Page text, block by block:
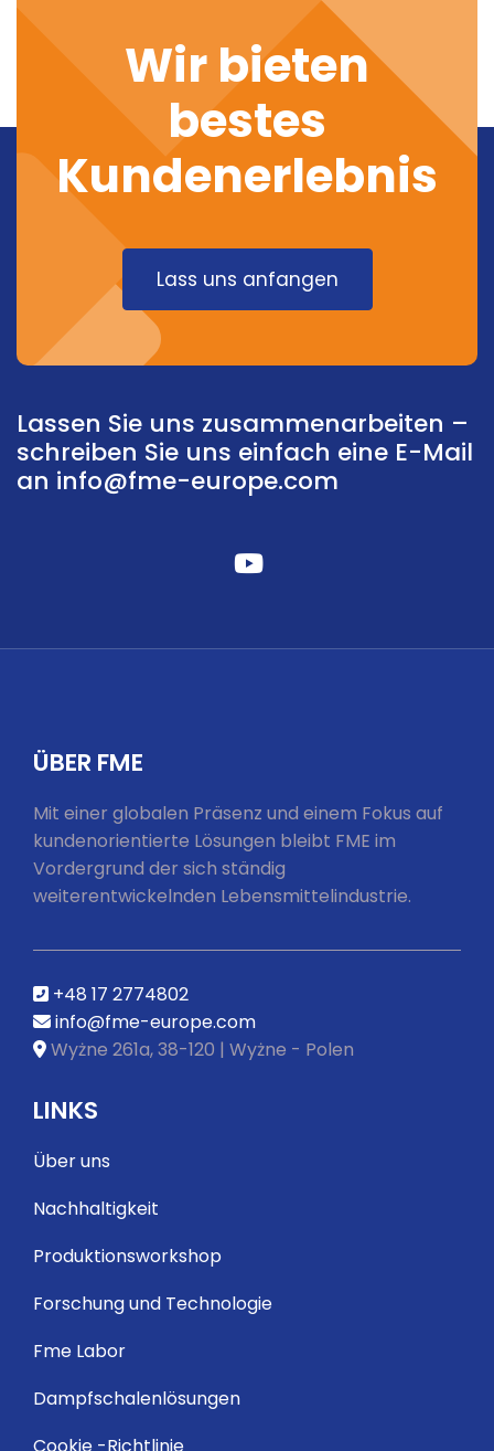
Wir bieten
bestes
Kundenerlebnis
Lass uns anfangen
Lassen Sie uns zusammenarbeiten –
schreiben Sie uns einfach eine E-Mail
an info@fme-europe.com
youtube
ÜBER FME
Mit einer globalen Präsenz und einem Fokus auf
kundenorientierte Lösungen bleibt FME im
Vordergrund der sich ständig
weiterentwickelnden Lebensmittelindustrie.
+48 17 2774802
info@fme-europe.com
Wyżne 261a, 38-120 | Wyżne - Polen
LINKS
Über uns
Nachhaltigkeit
Produktionsworkshop
Forschung und Technologie
Fme Labor
Dampfschalenlösungen
Cookie -Richtlinie